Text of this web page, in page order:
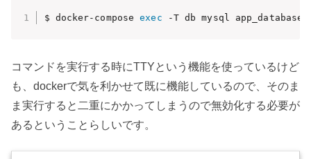
$ docker-compose exec -T db mysql app_database
コマンドを実行する時にTTYという機能を使っているけど
も、dockerで気を利かせて既に機能しているので、そのま
ま実行すると二重にかかってしまうので無効化する必要が
あるということらしいです。